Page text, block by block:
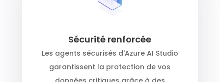
Sécurité renforcée
Les agents sécurisés d'Azure AI Studio
garantissent la protection de vos